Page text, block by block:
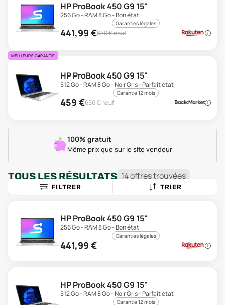
HP ProBook 450 G9 15"
256 Go - RAM 8 Go - Bon état
Garanties légales
441,99 €650€ neuf
MEILLEURE GARANTIE
HP ProBook 450 G9 15"
512 Go - RAM 8 Go - Noir Gris - Parfait état
Garantie 12 mois
459 €650€ neuf
100% gratuit
Même prix que sur le site vendeur
TOUS LES RÉSULTATS 14offrestrouvées
FILTRER TRIER
HP ProBook 450 G9 15"
256 Go - RAM 8 Go - Bon état
Garanties légales
441,99 €
HP ProBook 450 G9 15"
512 Go - RAM 8 Go - Noir Gris - Parfait état
Garantie 12 mois